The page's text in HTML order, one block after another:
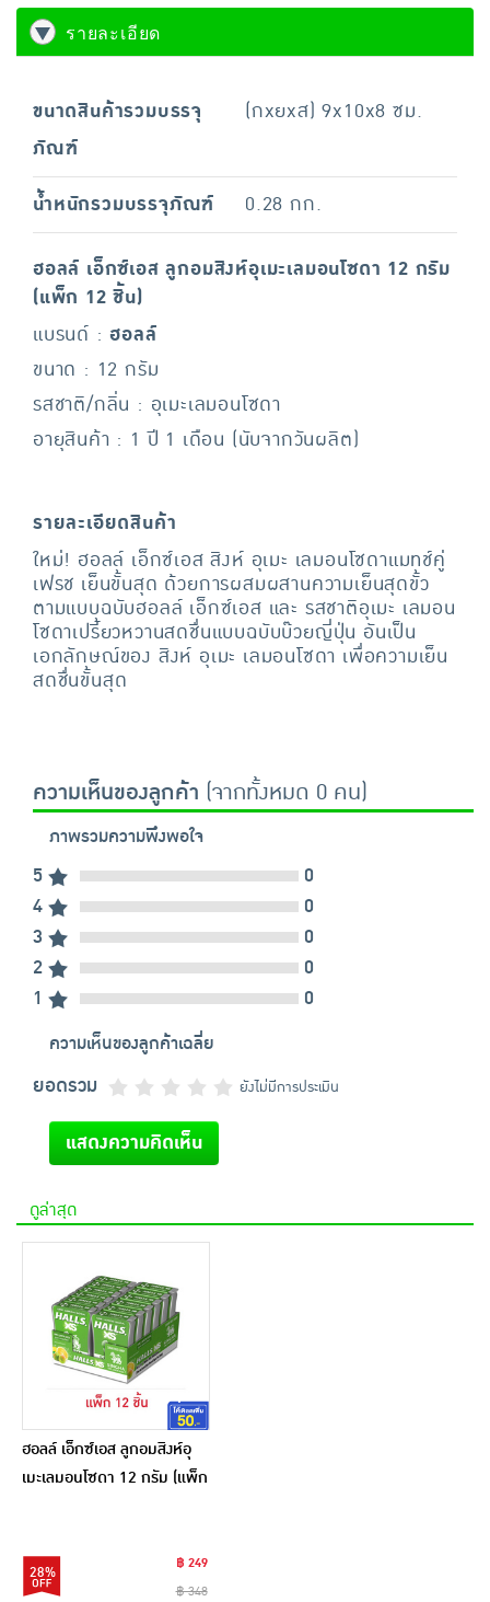
รายละเอียด
ขนาดสินค้ารวมบรรจุ
ภัณฑ์
(กxยxส) 9x10x8 ซม.
น้ำหนักรวมบรรจุภัณฑ์ 0.28 กก.
ฮอลล์ เอ็กซ์เอส ลูกอมสิงห์อุเมะเลมอนโซดา 12 กรัม
(แพ็ก 12 ชิ้น)
แบรนด์ :ฮอลล์
ขนาด : 12 กรัม
รสชาติ/กลิ่น : อุเมะเลมอนโซดา
อายุสินค้า : 1 ปี 1 เดือน (นับจากวันผลิต)
รายละเอียดสินค้า
ใหม่! ฮอลล์ เอ็กซ์เอส สิงห์ อุเมะ เลมอนโซดาแมทช์คู่
เฟรช เย็นขั้นสุด ด้วยการผสมผสานความเย็นสุดขั้ว
ตามแบบฉบับฮอลล์ เอ็กซ์เอส และ รสชาติอุเมะ เลมอน
โซดาเปรี้ยวหวานสดชื่นแบบฉบับบ๊วยญี่ปุ่น อันเป็น
เอกลักษณ์ของ สิงห์ อุเมะ เลมอนโซดา เพื่อความเย็น
สดชื่นขั้นสุด
ความเห็นของลูกค้า (จากทั้งหมด 0 คน)
ภาพรวมความพึงพอใจ
5
0
4
0
3
0
2
0
1
0
ความเห็นของลูกค้าเฉลี่ย
ยอดรวม ยังไม่มีการประเมิน
แสดงความคิดเห็น
ดูล่าสุด
ฮอลล์ เอ็กซ์เอส ลูกอมสิงห์อุ
เมะเลมอนโซดา 12 กรัม (แพ็ก
28%
฿ 249
฿ 348